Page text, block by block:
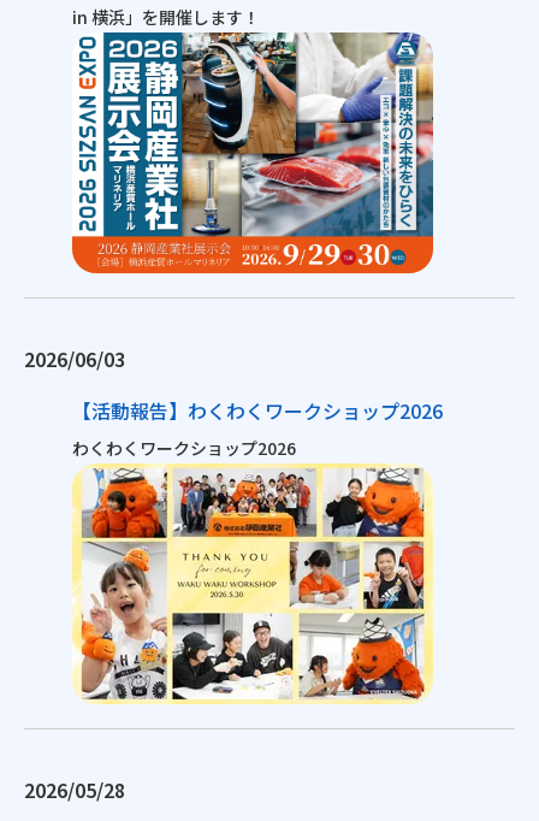
in 横浜」を開催します！
2026/06/03
【活動報告】わくわくワークショップ2026
わくわくワークショップ2026
2026/05/28